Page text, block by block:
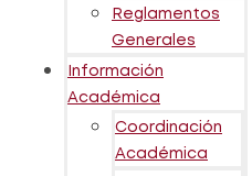
Reglamentos
Generales
Información
Académica
Coordinación
Académica